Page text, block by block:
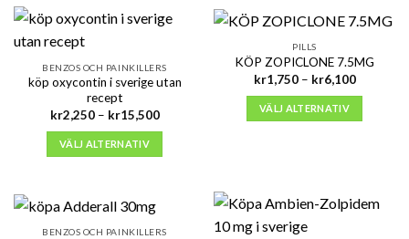
BENZOS OCH PAINKILLERS
köp oxycontin i sverige utan
recept
kr2,250 – kr15,500Prisintervall:
VÄLJ ALTERNATIV
PILLS
KÖP ZOPICLONE 7.5MG
kr1,750 – kr6,100
VÄLJ ALTERNATIV
BENZOS OCH PAINKILLERS